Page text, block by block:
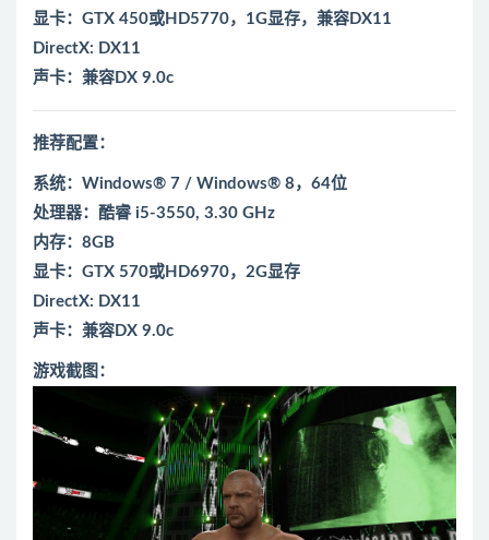
显卡：GTX 450或HD5770，1G显存，兼容DX11
DirectX: DX11
声卡：兼容DX 9.0c
推荐配置：
系统：Windows® 7 / Windows® 8，64位
处理器：酷睿 i5-3550, 3.30 GHz
内存：8GB
显卡：GTX 570或HD6970，2G显存
DirectX: DX11
声卡：兼容DX 9.0c
游戏截图：